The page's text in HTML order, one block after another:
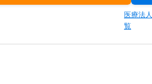
医療法
覧